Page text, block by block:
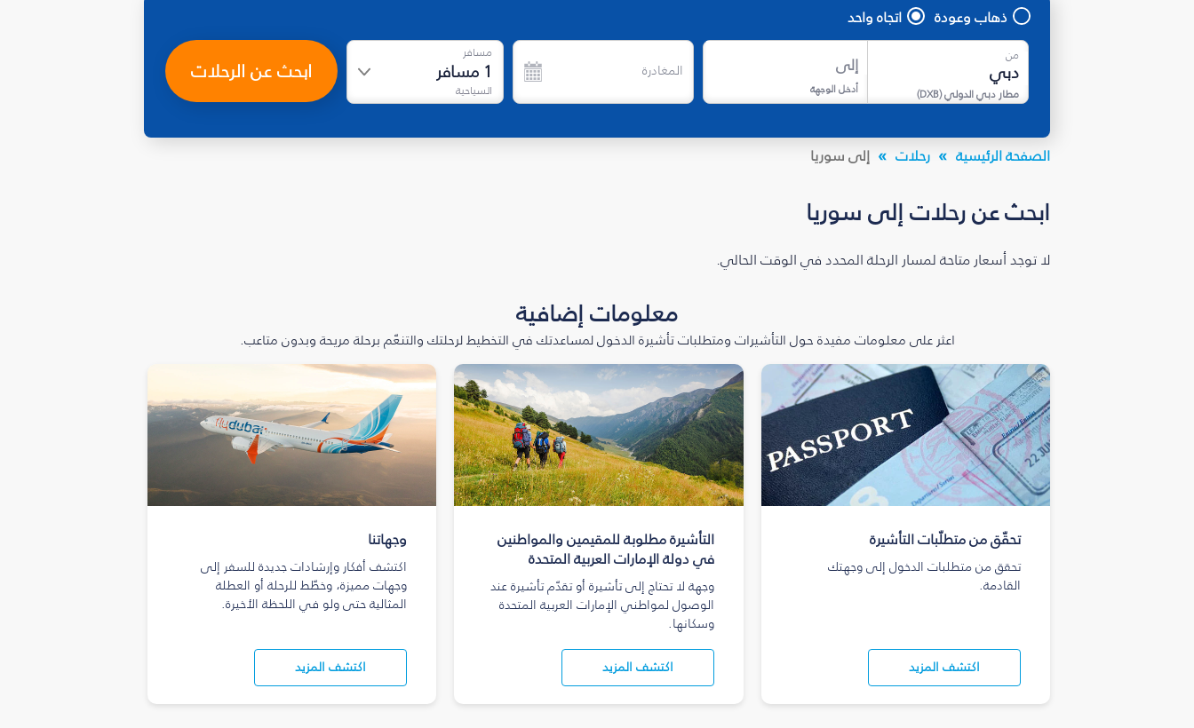
ذهاب وعودة اتجاه واحد
من
مطار دبي الدولي(
DXB
)
إلى
أدخل الوجهة
المغادرة
مسافر
1 مسافر
السياحية
ابحث عن الرحلات
الصفحة الرئيسية رحلات إلى سوريا
ابحث عن رحلات إلى سوريا
لا توجد أسعار متاحة لمسار الرحلة المحدد في الوقت الحالي.
معلومات إضافية
اعثر على معلومات مفيدة حول التأشيرات ومتطلبات تأشيرة الدخول لمساعدتك في التخطيط لرحلتك والتنعّم برحلة مريحة وبدون متاعب.
تحقّق من متطلّبات التأشيرة
تحقق من متطلبات الدخول إلى وجهتك
القادمة.
اكتشف المزيد
التأشيرة مطلوبة للمقيمين والمواطنين
في دولة الإمارات العربية المتحدة
وجهة لا تحتاج إلى تأشيرة أو تقدّم تأشيرة عند
الوصول لمواطني الإمارات العربية المتحدة
وسكانها.
اكتشف المزيد
وجهاتنا
اكتشف أفكار وإرشادات جديدة للسفر إلى
وجهات مميزة، وخطّط للرحلة أو العطلة
المثالية حتى ولو في اللحظة الأخيرة.
اكتشف المزيد